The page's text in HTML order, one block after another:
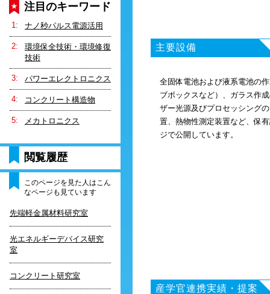
注目のキーワード
ナノ秒パルス電源活用
環境保全技術・環境修復
技術
パワーエレクトロニクス
コンクリート構造物
メカトロニクス
閲覧履歴
このページを見た人はこん
なページも見ています
先端軽金属材料研究室
光エネルギーデバイス研究
室
コンクリート研究室
主要設備
全固体電池および液系電池の
ブボックスなど）、ガラス作
ザー光源及びプロセッシング
置、熱物性測定装置など、保
ジで公開しています。
産学官連携実績・提案